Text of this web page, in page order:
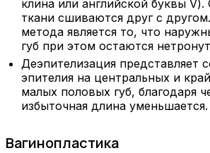
клина или английской буквы
ткани сшиваются друг с
метода является то, что
губ при этом остаются
Деэпителизация представляет
эпителия на центральных и
малых половых губ, благодаря
избыточная длина уменьшается.
Вагинопластика